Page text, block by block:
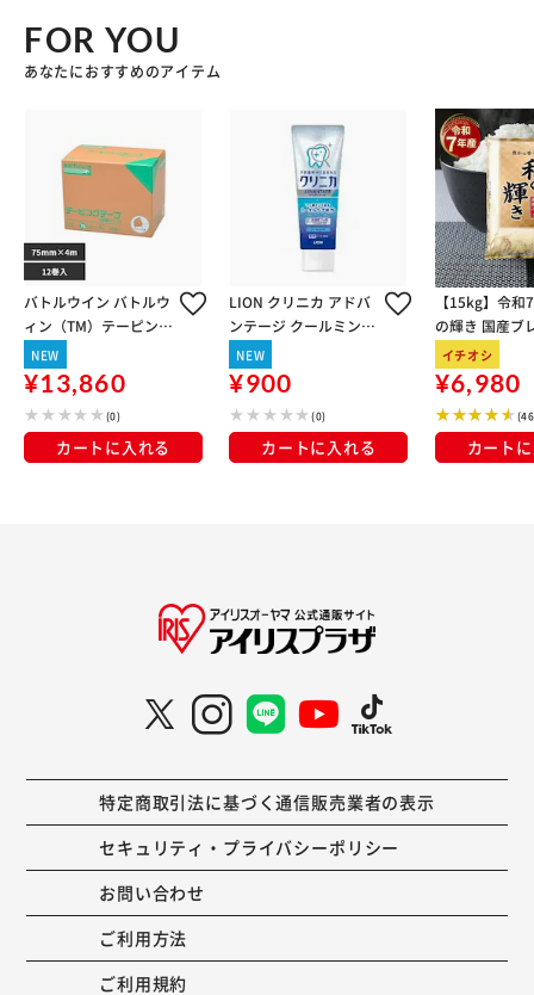
FOR YOU
あなたにおすすめのアイテム
バトルウイン バトルウ
ィン（TM）テーピング
テープBE E－75 75MM
X4M E75
NEW
¥13,860
(0)
カートに入れる
LION クリニカ アドバ
ンテージ クールミント
ハミガキ 130g
NEW
¥900
(0)
カートに入れる
【15kg】令和
の輝き 国産ブ
kg×3袋
イチオシ
¥6,980
カート
特定商取引法に基づく通信販売業者の表示
セキュリティ・プライバシーポリシー
お問い合わせ
ご利用方法
ご利用規約